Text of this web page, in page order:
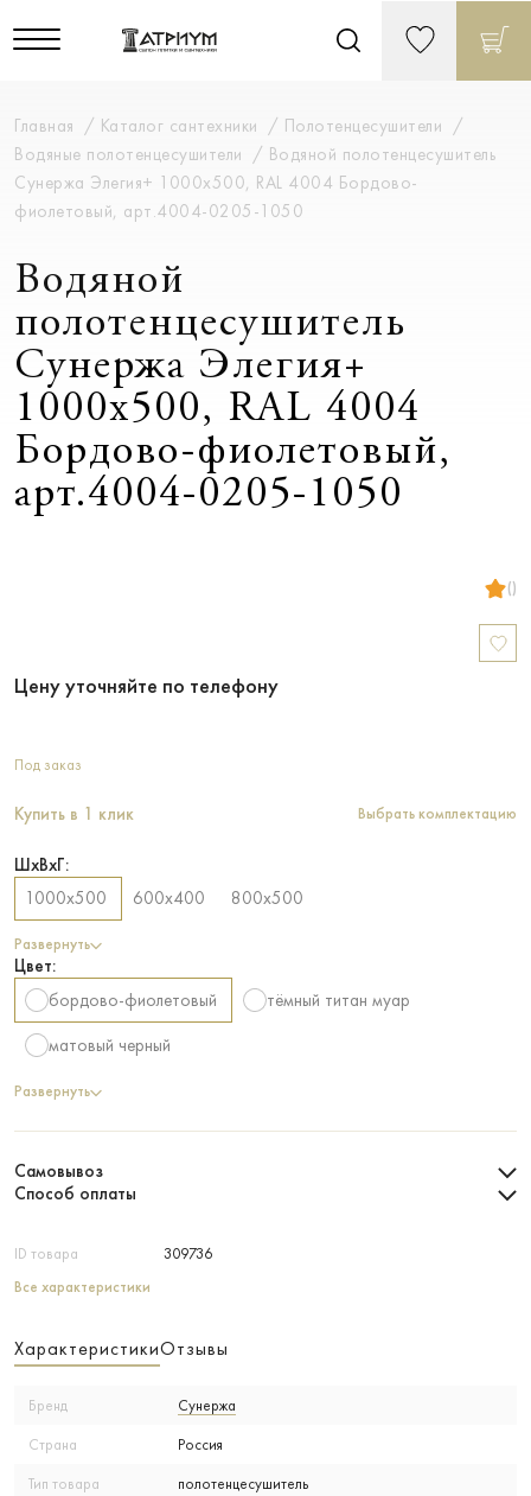
Главная Каталог сантехники
Полотенцесушители
Водяные полотенцесушители
Водяной полотенцесушитель
Сунержа Элегия+ 1000х500, RAL 4004 Бордово-
фиолетовый, арт.4004-0205-1050
Водяной
полотенцесушитель
Сунержа Элегия+
1000х500, RAL 4004
Бордово-фиолетовый,
арт.4004-0205-1050
()
ID товара 309736
Все характеристики
Цену уточняйте по телефону
Под заказ
Купить в 1 клик Выбрать комплектацию
ШхВхГ:
1000х500
600х400 800х500
Развернуть
Цвет:
бордово-фиолетовый
тёмный титан муар
матовый черный
Развернуть
Самовывоз
Способ оплаты
ХарактеристикиОтзывы
Бренд Сунержа
Страна Россия
Тип товара полотенцесушитель